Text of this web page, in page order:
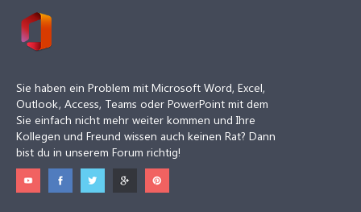
Sie haben ein Problem mit Microsoft Word, Excel,
Outlook, Access, Teams oder PowerPoint mit dem
Sie einfach nicht mehr weiter kommen und Ihre
Kollegen und Freund wissen auch keinen Rat? Dann
bist du in unserem Forum richtig!